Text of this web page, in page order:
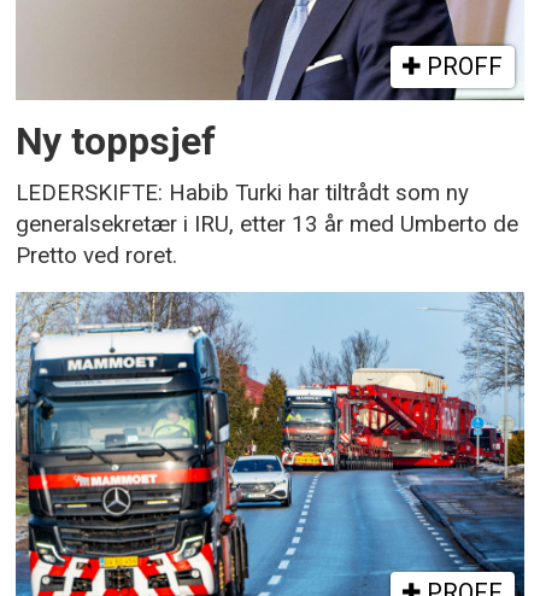
PROFF
Ny toppsjef
LEDERSKIFTE: Habib Turki har tiltrådt som ny
generalsekretær i IRU, etter 13 år med Umberto de
Pretto ved roret.